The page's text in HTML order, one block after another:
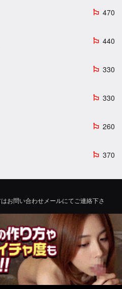
emoji_flags 470
emoji_flags 440
emoji_flags 330
emoji_flags 330
emoji_flags 260
emoji_flags 370
お問い合わせメールにてご連絡下さ
to iwara, please contact us by
エロMMDTube